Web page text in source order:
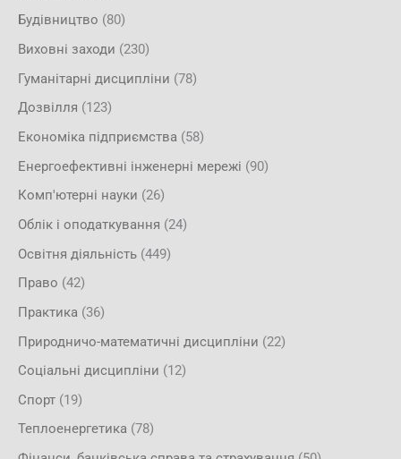
Будівництво (80)
Виховні заходи (230)
Гуманітарні дисципліни (78)
Дозвілля (123)
Економіка підприємства (58)
Енергоефективні інженерні мережі (90)
Комп'ютерні науки (26)
Облік і оподаткування (24)
Освітня діяльність (449)
Право (42)
Практика (36)
Природничо-математичні дисципліни (22)
Соціальні дисципліни (12)
Спорт (19)
Теплоенергетика (78)